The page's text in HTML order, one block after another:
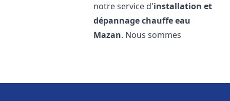
notre service d'installation et
dépannage chauffe eau
Mazan. Nous sommes